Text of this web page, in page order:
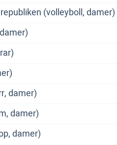
(volleyboll, damer)
damer)
damer)
damer)